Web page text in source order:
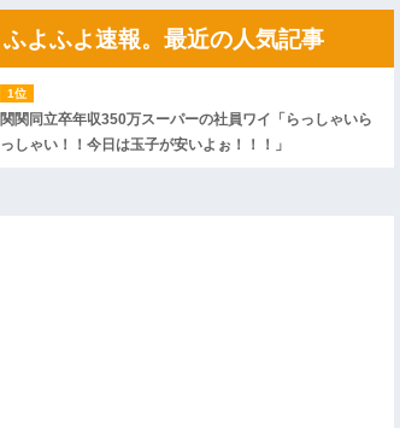
後続車にクラクションを鳴らされ彼氏が逆切れ。
んだ！降りてこいよ！」と怒鳴りだし...
【衝撃】報酬100万円超の治験募集がこちらｗｗ
ｗｗｗｗｗｗｗｗｗｗ
【愕然】白のクラウン俺氏、高速道路左車線を制
wwwwwwwwwwww
ふよふよ速報。最近の人気記事
関関同立卒年収350万スーパーの社員ワイ「らっしゃいら
っしゃい！！今日は玉子が安いよぉ！！！」